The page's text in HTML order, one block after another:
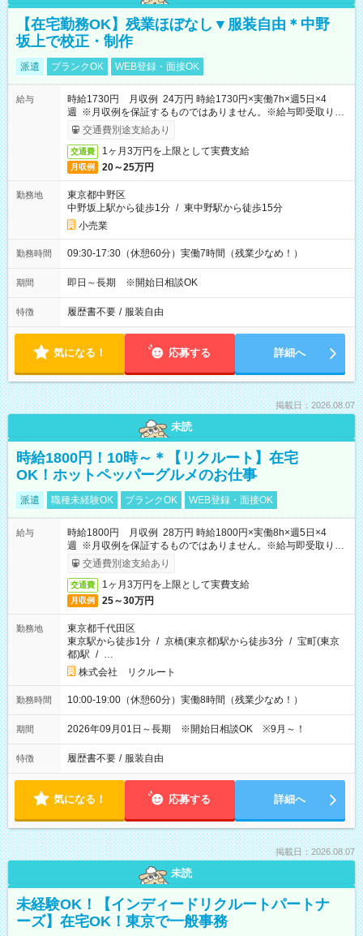
【在宅勤務OK】残業ほぼなし▼服装自由＊中野
坂上で校正・制作
派遣 ブランクOK WEB登録・面接OK
給与
時給1730円 月収例 24万円 時給1730円×実働7h×週5日×4
週 ※月収例を保証するものではありません。※給与即受取りサ
ービス利用可（利用条件有）
交通費別途支給あり
交通費 1ヶ月3万円を上限として実費支給
月収例 20～25万円
勤務地
東京都中野区
中野坂上駅から徒歩1分 / 東中野駅から徒歩15分
小売業
勤務時間 09:30-17:30（休憩60分）実働7時間（残業少なめ！）
期間 即日～長期 ※開始日相談OK
特徴 履歴書不要 / 服装自由
気になる！ 応募する 詳細へ
掲載日：2026.08.07
未読
時給1800円！10時～＊【リクルート】在宅
OK！ホットペッパーグルメのお仕事
派遣 職種未経験OK ブランクOK WEB登録・面接OK
給与
時給1800円 月収例 28万円 時給1800円×実働8h×週5日×4
週 ※月収例を保証するものではありません。※給与即受取りサ
ービス利用可（利用条件有）
交通費別途支給あり
交通費 1ヶ月3万円を上限として実費支給
月収例 25～30万円
勤務地
東京都千代田区
東京駅から徒歩1分 / 京橋(東京都)駅から徒歩3分 / 宝町(東京
都)駅 / …
株式会社 リクルート
勤務時間 10:00-19:00（休憩60分）実働8時間（残業少なめ！）
期間 2026年09月01日～長期 ※開始日相談OK ※9月～！
特徴 履歴書不要 / 服装自由
気になる！ 応募する 詳細へ
掲載日：2026.08.07
未読
未経験OK！【インディードリクルートパートナ
ーズ】在宅OK！東京で一般事務